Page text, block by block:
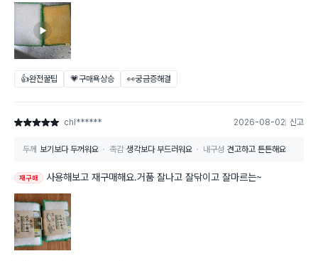
👍완전꿀팁 💗구매욕상승 👀궁금증해결
별점 5점 chl****** 2026-08-02 신고
두께 보기보다 두꺼워요 촉감 생각보다 부드러워요 내구성 견고하고 튼튼해요
재구매 사용해보고 재구매해요.거품 잘나고 잘닦이고 잘마르는~